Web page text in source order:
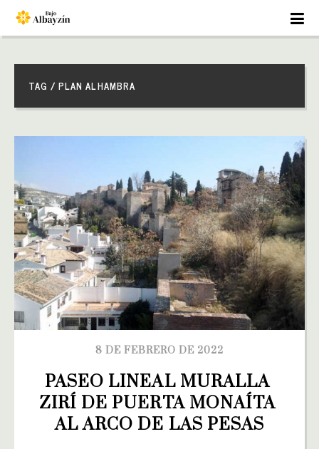
TAG / PLAN ALHAMBRA
8 DE FEBRERO DE 2022
PASEO LINEAL MURALLA
ZIRÍ DE PUERTA MONAÍTA
AL ARCO DE LAS PESAS